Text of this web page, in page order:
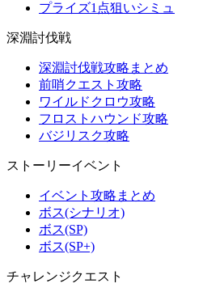
プライズ1点狙いシミュ
深淵討伐戦
深淵討伐戦攻略まとめ
前哨クエスト攻略
ワイルドクロウ攻略
フロストハウンド攻略
バジリスク攻略
ストーリーイベント
イベント攻略まとめ
ボス(シナリオ)
ボス(SP)
ボス(SP+)
チャレンジクエスト